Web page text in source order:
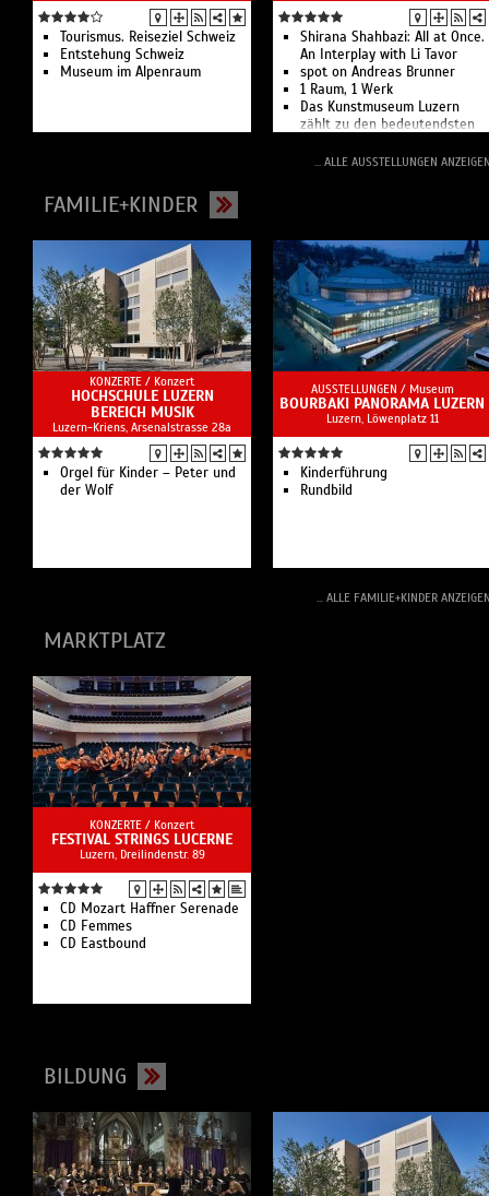
Tourismus. Reiseziel Schweiz
Entstehung Schweiz
Museum im Alpenraum
Shirana Shahbazi: All at Once.
An Interplay with Li Tavor
spot on Andreas Brunner
1 Raum, 1 Werk
Das Kunstmuseum Luzern
zählt zu den bedeutendsten
zeitgenössische Kunst.
... ALLE AUSSTELLUNGEN
FAMILIE+KINDER
KONZERTE / Konzert
HOCHSCHULE LUZERN
BEREICH MUSIK
Luzern-Kriens, Arsenalstrasse 28a
Orgel für Kinder – Peter und
der Wolf
AUSSTELLUNGEN / Museum
BOURBAKI PANORAMA LUZERN
Luzern, Löwenplatz 11
Kinderführung
Rundbild
... ALLE FAMILIE+KINDER
MARKTPLATZ
KONZERTE / Konzert
FESTIVAL STRINGS LUCERNE
Luzern, Dreilindenstr. 89
CD Mozart Haffner Serenade
CD Femmes
CD Eastbound
BILDUNG